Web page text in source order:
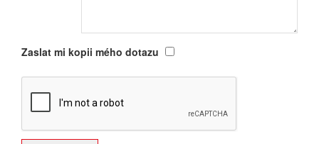
Zaslat mi kopii mého dotazu